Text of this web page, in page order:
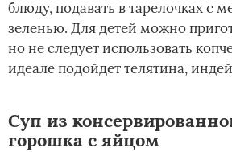
блюду, подавать в тарелочках с
зеленью. Для детей можно
но не следует использовать
идеале подойдет телятина,
Суп из
горошка с яйцом